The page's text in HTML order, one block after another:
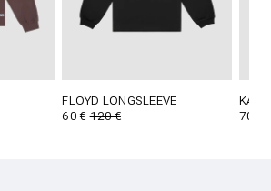
FLOYD LONGSLEEVE
60 €120 €
70 €